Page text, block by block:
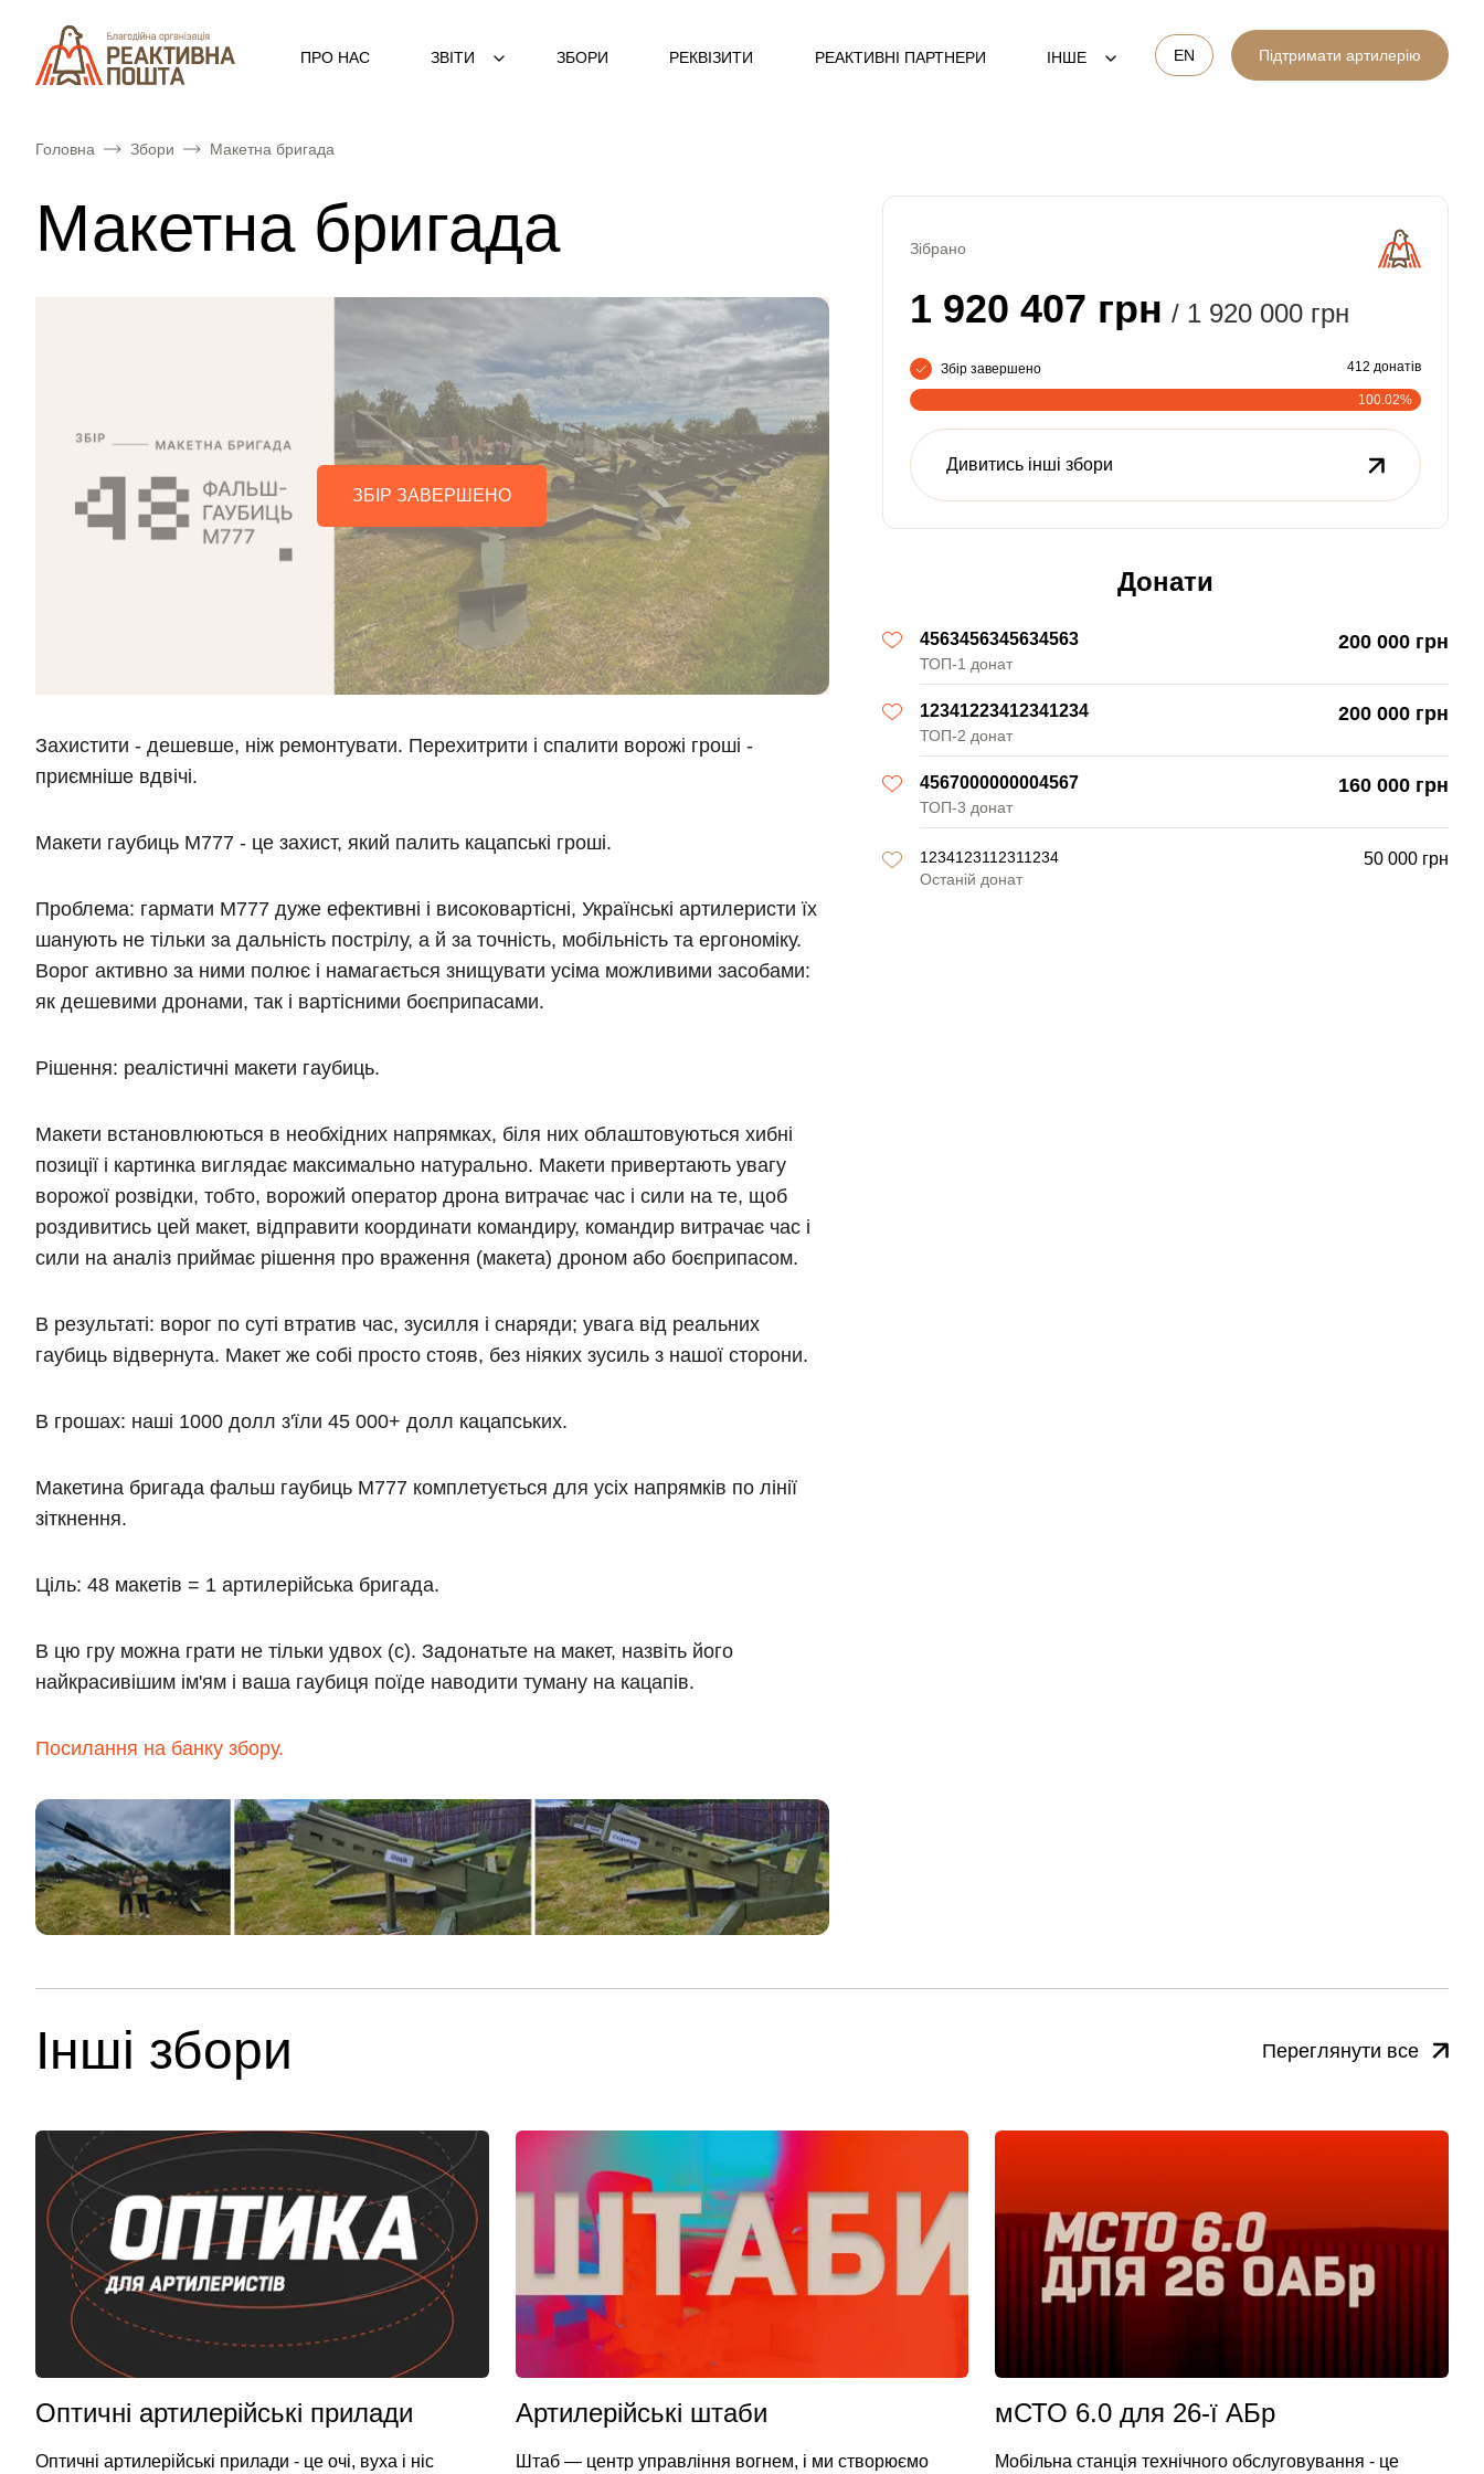
ПРО НАС ЗВІТИ ЗБОРИ РЕКВІЗИТИ РЕАКТИВНІ ПАРТНЕРИ ІНШЕ EN Підтримати артилерію
Головна Збори Макетна бригада
Макетна бригада
ЗБІР ЗАВЕРШЕНО
Захистити - дешевше, ніж ремонтувати. Перехитрити і спалити ворожі гроші -
приємніше вдвічі.
Макети гаубиць М777 - це захист, який палить кацапські гроші.
Проблема: гармати М777 дуже ефективні і високовартісні, Українські артилеристи їх
шанують не тільки за дальність пострілу, а й за точність, мобільність та ергономіку.
Ворог активно за ними полює і намагається знищувати усіма можливими засобами:
як дешевими дронами, так і вартісними боєприпасами.
Рішення: реалістичні макети гаубиць.
Макети встановлюються в необхідних напрямках, біля них облаштовуються хибні
позиції і картинка виглядає максимально натурально. Макети привертають увагу
ворожої розвідки, тобто, ворожий оператор дрона витрачає час і сили на те, щоб
роздивитись цей макет, відправити координати командиру, командир витрачає час і
сили на аналіз приймає рішення про враження (макета) дроном або боєприпасом.
В результаті: ворог по суті втратив час, зусилля і снаряди; увага від реальних
гаубиць відвернута. Макет же собі просто стояв, без ніяких зусиль з нашої сторони.
В грошах: наші 1000 долл з'їли 45 000+ долл кацапських.
Макетина бригада фальш гаубиць М777 комплетується для усіх напрямків по лінії
зіткнення.
Ціль: 48 макетів = 1 артилерійська бригада.
В цю гру можна грати не тільки удвох (с). Задонатьте на макет, назвіть його
найкрасивішим ім'ям і ваша гаубиця поїде наводити туману на кацапів.
Посилання на банку збору.
Зібрано
1 920 407 грн / 1 920 000 грн
Збір завершено 412 донатів
100.02%
Дивитись інші збори
Донати
4563456345634563
ТОП-1 донат
200 000 грн
12341223412341234
ТОП-2 донат
200 000 грн
4567000000004567
ТОП-3 донат
160 000 грн
1234123112311234
Останій донат
50 000 грн
Інші збори Переглянути все
Оптичні артилерійські прилади
Оптичні артилерійські прилади - це очі, вуха і ніс
Артилерійські штаби
Штаб — центр управління вогнем, і ми створюємо
мСТО 6.0 для 26-ї АБр
Мобільна станція технічного обслуговування - це